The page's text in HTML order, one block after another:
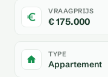
VRAAGPRIJS
€ 175.000
TYPE
Appartement